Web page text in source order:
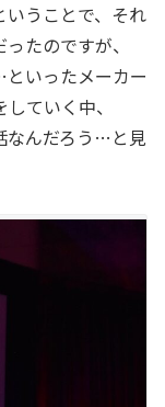
うことで、それ
たのですが、
いったメーカー
ていく中、
なんだろう…と見